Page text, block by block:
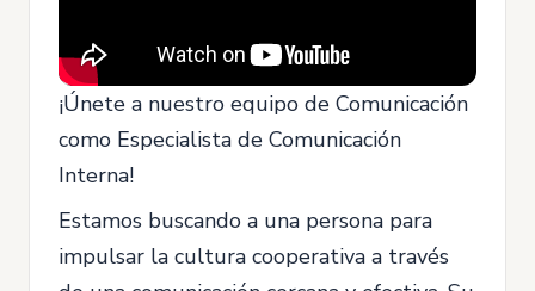
¡Únete a nuestro equipo de Comunicación
como Especialista de Comunicación
Interna!
Estamos buscando a una persona para
impulsar la cultura cooperativa a través